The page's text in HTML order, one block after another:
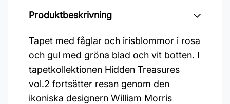
Produktbeskrivning
Tapet med fåglar och irisblommor i rosa
och gul med gröna blad och vit botten. I
tapetkollektionen Hidden Treasures
vol.2 fortsätter resan genom den
ikoniska designern William Morris